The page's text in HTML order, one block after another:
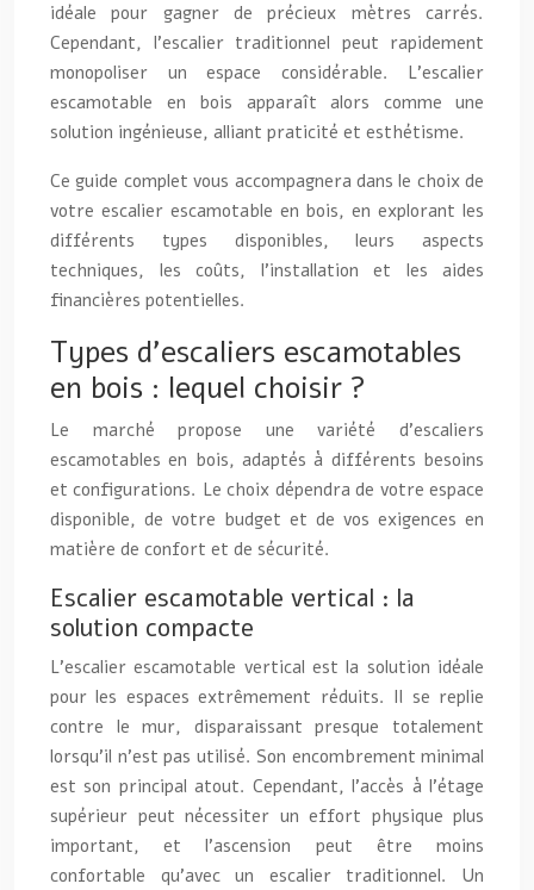
idéale pour gagner de précieux mètres carrés.
Cependant, l’escalier traditionnel peut rapidement
monopoliser un espace considérable. L’escalier
escamotable en bois apparaît alors comme une
solution ingénieuse, alliant praticité et esthétisme.
Ce guide complet vous accompagnera dans le choix de
votre escalier escamotable en bois, en explorant les
différents types disponibles, leurs aspects
techniques, les coûts, l’installation et les aides
financières potentielles.
Types d’escaliers escamotables
en bois : lequel choisir ?
Le marché propose une variété d’escaliers
escamotables en bois, adaptés à différents besoins
et configurations. Le choix dépendra de votre espace
disponible, de votre budget et de vos exigences en
matière de confort et de sécurité.
Escalier escamotable vertical : la
solution compacte
L’escalier escamotable vertical est la solution idéale
pour les espaces extrêmement réduits. Il se replie
contre le mur, disparaissant presque totalement
lorsqu’il n’est pas utilisé. Son encombrement minimal
est son principal atout. Cependant, l’accès à l’étage
supérieur peut nécessiter un effort physique plus
important, et l’ascension peut être moins
confortable qu’avec un escalier traditionnel. Un